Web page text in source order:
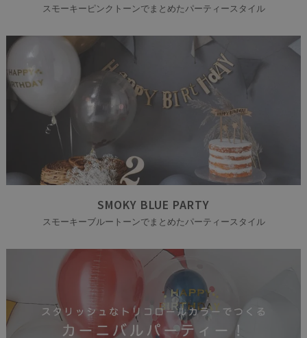
スモーキーピンクトーンでまとめたパーティースタイル
SMOKY BLUE PARTY
スモーキーブルートーンでまとめたパーティースタイル